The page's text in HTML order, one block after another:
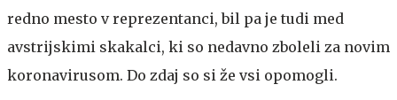
redno mesto v reprezentanci, bil pa je tudi med
avstrijskimi skakalci, ki so nedavno zboleli za novim
koronavirusom. Do zdaj so si že vsi opomogli.